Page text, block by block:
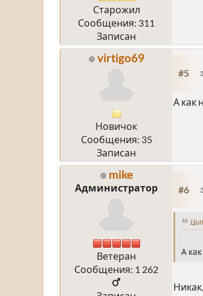
Старожил
Сообщения: 311
Записан
virtigo69
Новичок
Сообщения: 35
Записан
#5
А как
mike
Администратор
Ветеран
Сообщения: 1 262
#6
А